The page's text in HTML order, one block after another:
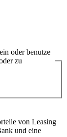
oder benutze
zu
von Leasing
und eine